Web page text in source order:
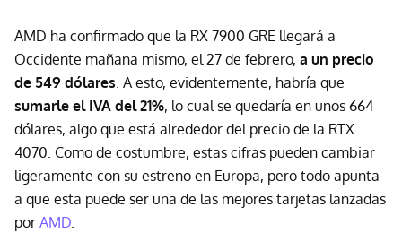
AMD ha confirmado que la RX 7900 GRE llegará a
Occidente mañana mismo, el 27 de febrero, a un precio
de 549 dólares. A esto, evidentemente, habría que
sumarle el IVA del 21%, lo cual se quedaría en unos 664
dólares, algo que está alrededor del precio de la RTX
4070. Como de costumbre, estas cifras pueden cambiar
ligeramente con su estreno en Europa, pero todo apunta
a que esta puede ser una de las mejores tarjetas lanzadas
por AMD.